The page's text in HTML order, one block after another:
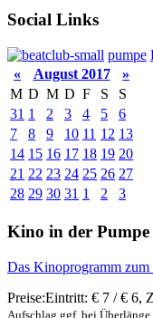
Social Links
pumpe
«
August 2017
»
M D M D F S
S
31 1 2 3 4 5
6
7
8 9 10 11 12 13
14 15 16 17 18 19 20
21 22 23 24 25 26 27
28 29 30 31 1 2 3
Kino in der Pumpe
Das Kinoprogramm
Preise:Eintritt: € 7 / € 6,
Aufschlag ggf. bei